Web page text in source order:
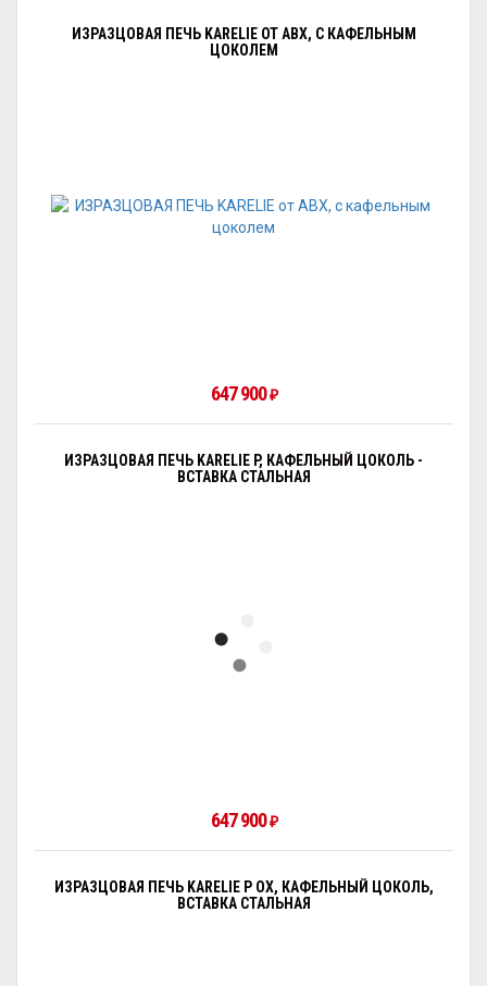
ИЗРАЗЦОВАЯ ПЕЧЬ KARELIE ОТ ABX, С КАФЕЛЬНЫМ
ЦОКОЛЕМ
647 900₽
ИЗРАЗЦОВАЯ ПЕЧЬ KARELIE P, КАФЕЛЬНЫЙ ЦОКОЛЬ -
ВСТАВКА СТАЛЬНАЯ
647 900₽
ИЗРАЗЦОВАЯ ПЕЧЬ KARELIE P OX, КАФЕЛЬНЫЙ ЦОКОЛЬ,
ВСТАВКА СТАЛЬНАЯ